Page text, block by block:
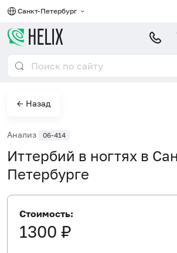
Санкт-Петербург
← Назад
Анализ 06-414
Иттербий в ногтях в
Петербурге
Стоимость:
1300 ₽